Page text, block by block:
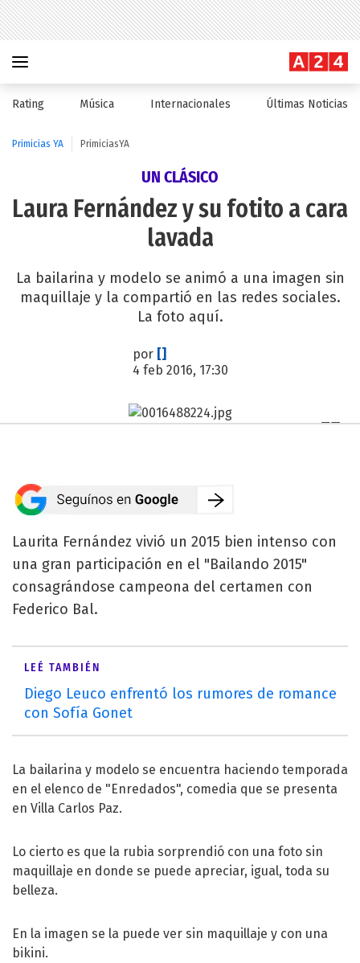
Rating Música Internacionales Últimas Noticias
Primicias YA PrimiciasYA
UN CLÁSICO
Laura Fernández ‏y su fotito a cara
lavada
La bailarina y modelo se animó a una imagen sin
maquillaje y la compartió en las redes sociales.
La foto aquí.
por []
4 feb 2016, 17:30
Laurita Fernández vivió un 2015 bien intenso con
una gran participación en el "Bailando 2015"
consagrándose campeona del certamen con
Federico Bal.
LEÉ TAMBIÉN
Diego Leuco enfrentó los rumores de romance
con Sofía Gonet
La bailarina y modelo se encuentra haciendo temporada
en el elenco de "Enredados", comedia que se presenta
en Villa Carlos Paz.
Lo cierto es que la rubia sorprendió con una foto sin
maquillaje en donde se puede apreciar, igual, toda su
belleza.
En la imagen se la puede ver sin maquillaje y con una
bikini.